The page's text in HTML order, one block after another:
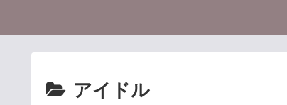
アイドル